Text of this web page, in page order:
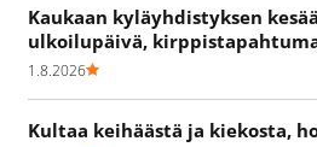
Kaukaan kyläyhdistyksen
ulkoilupäivä,
1.8.2026
Kultaa keihäästä ja kiekosta,